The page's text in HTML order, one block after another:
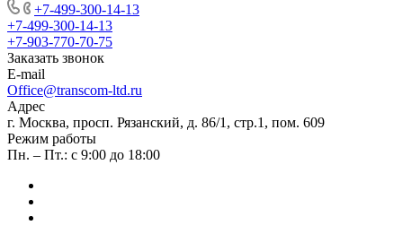
+7-499-300-14-13
+7-499-300-14-13
+7-903-770-70-75
Заказать звонок
E-mail
Office@transcom-ltd.ru
Адрес
г. Москва, просп. Рязанский, д. 86/1, стр.1, пом. 609
Режим работы
Пн. – Пт.: с 9:00 до 18:00